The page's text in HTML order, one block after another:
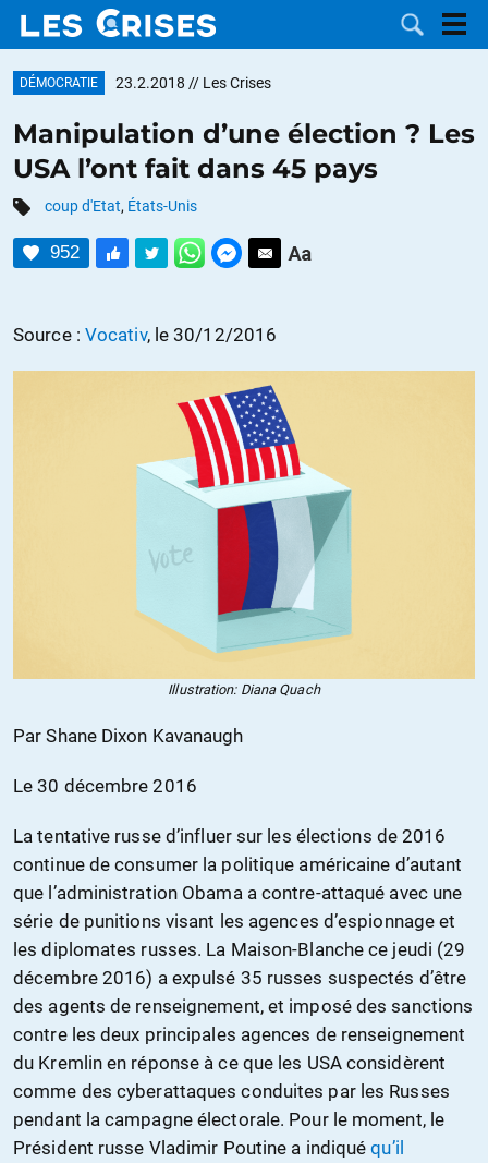
DOSSIERS
CATÉGORIES
DÉMOCRATIE 23.2.2018 // Les Crises
Manipulation d’une élection ? Les
USA l’ont fait dans 45 pays
coup d'Etat, États-Unis
952
Source : Vocativ, le 30/12/2016
Illustration: Diana Quach
Par Shane Dixon Kavanaugh
Le 30 décembre 2016
La tentative russe d’influer sur les élections de 2016
continue de consumer la politique américaine d’autant
que l’administration Obama a contre-attaqué avec une
série de punitions visant les agences d’espionnage et
les diplomates russes. La Maison-Blanche ce jeudi (29
décembre 2016) a expulsé 35 russes suspectés d’être
des agents de renseignement, et imposé des sanctions
contre les deux principales agences de renseignement
du Kremlin en réponse à ce que les USA considèrent
comme des cyberattaques conduites par les Russes
pendant la campagne électorale. Pour le moment, le
Président russe Vladimir Poutine a indiquéqu’il